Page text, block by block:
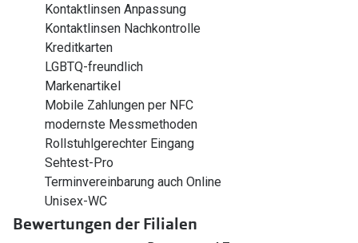
Kontaktlinsen Anpassung
Kontaktlinsen Nachkontrolle
Kreditkarten
LGBTQ-freundlich
Markenartikel
Mobile Zahlungen per NFC
modernste Messmethoden
Rollstuhlgerechter Eingang
Sehtest-Pro
Terminvereinbarung auch Online
Unisex-WC
Bewertungen der Filialen